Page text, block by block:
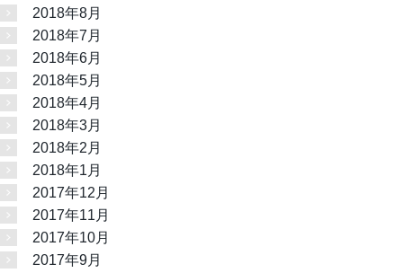
2018年8月
2018年7月
2018年6月
2018年5月
2018年4月
2018年3月
2018年2月
2018年1月
2017年12月
2017年11月
2017年10月
2017年9月